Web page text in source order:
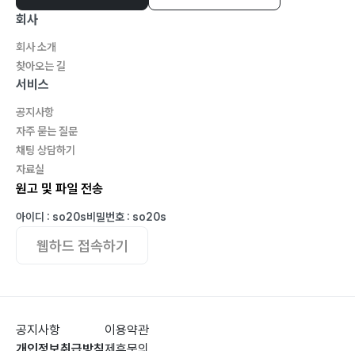
회사
회사 소개
찾아오는 길
서비스
공지사항
자주 묻는 질문
채팅 상담하기
자료실
원고 및 파일 전송
아이디 : so20s비밀번호 : so20s
웹하드 접속하기
공지사항
이용약관